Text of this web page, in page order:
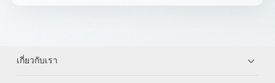
เกี่ยวกับเรา